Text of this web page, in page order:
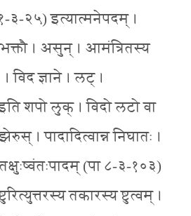
३-२५) इत्यात्मनेपदम् ।
। असुन् । आमंत्रितस्य
विद ज्ञाने । लट् ।
शपो लुक् । विदो लटो वा
। पादादित्वान्न निघातः ।
(पा ८-३-१०३)
तकारस्य ष्टुत्वम् ।